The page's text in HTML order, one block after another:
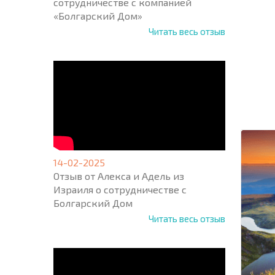
«Болгарский Дом»
Читать весь отзыв
14-02-2025
Отзыв от Алекса и Адель из
Израиля о сотрудничестве с
Болгарский Дом
Читать весь отзыв
States
+1
* Поля